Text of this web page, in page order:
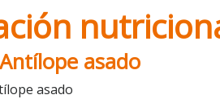
asado
asado